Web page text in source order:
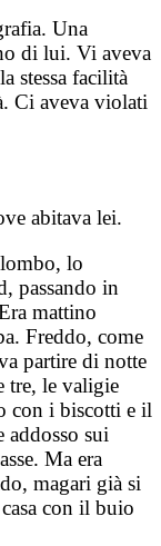
Una
di lui. Vi aveva
stessa facilità
Ci aveva violati
abitava lei.
lo
passando in
mattino
Freddo, come
partire di notte
tre, le valigie
con i biscotti e il
addosso sui
Ma era
magari già si
con il buio